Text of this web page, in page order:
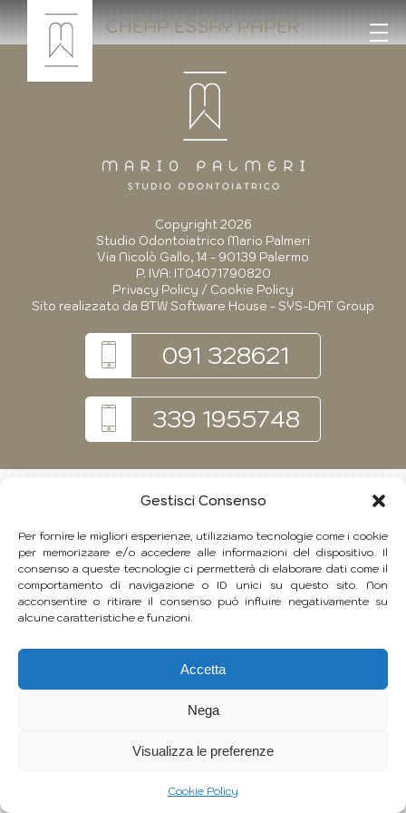
Gestisci Consenso
Per fornire le migliori esperienze, utilizziamo tecnologie come i cookie
per memorizzare e/o accedere alle informazioni del dispositivo. Il
consenso a queste tecnologie ci permetterà di elaborare dati come il
comportamento di navigazione o ID unici su questo sito. Non
acconsentire o ritirare il consenso può influire negativamente su
alcune caratteristiche e funzioni.
Accetta
Nega
Visualizza le preferenze
Cookie Policy
CHEAP ESSAY PAPER
Copyright 2026
Studio Odontoiatrico Mario Palmeri
Via Nicolò Gallo, 14 - 90139 Palermo
P. IVA: IT04071790820
Privacy Policy / Cookie Policy
Sito realizzato da BTW Software House - SYS-DAT Group
091 328621
339 1955748